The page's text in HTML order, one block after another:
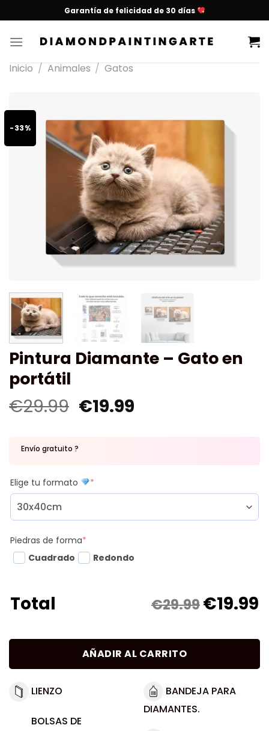
Garantía de felicidad de 30 días
Inicio / Animales / Gatos
-33%
Pintura Diamante – Gato en
portátil
€29.99 €19.99
Envío gratuito ?
Elige tu formato *
Piedras de forma*
Cuadrado
Redondo
Total €29.99€19.99
AÑADIR AL CARRITO
LIENZO
BOLSAS DE
BANDEJA PARA
DIAMANTES.